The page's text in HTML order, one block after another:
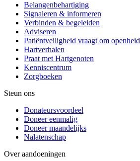
Belangenbehartiging
Signaleren & informeren
Verbinden & begeleiden
Adviseren
Patiëntveiligheid vraagt om openheid
Hartverhalen
Praat met Hartgenoten
Kenniscentrum
Zorgboeken
Steun ons
Donateursvoordeel
Doneer eenmalig
Doneer maandelijks
Nalatenschap
Over aandoeningen